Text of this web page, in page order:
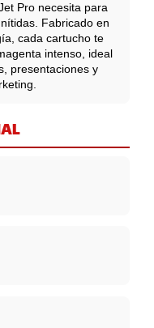
Pro necesita para
Fabricado en
cada cartucho te
intenso, ideal
presentaciones y